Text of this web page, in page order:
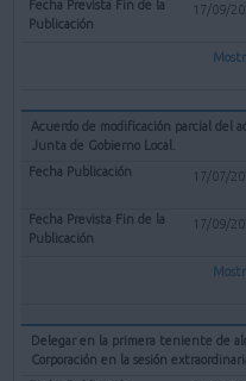
17/09/
Acuerdo de modificación parcial del
Junta de Gobierno Local.
17/07/
17/09/
Delegar en la primera teniente de
Corporación en la sesión